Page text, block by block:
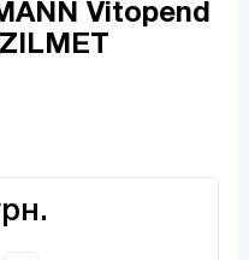
Vitopend